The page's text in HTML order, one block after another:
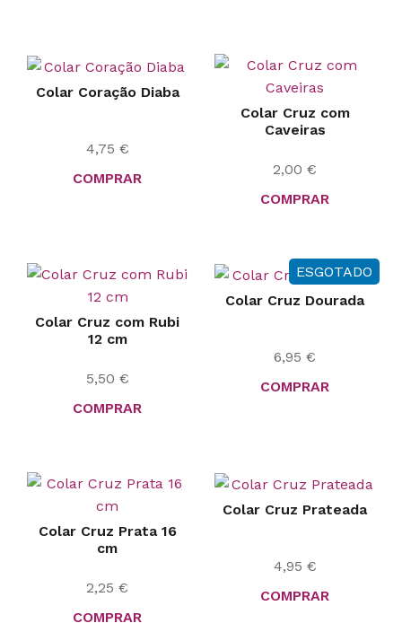
Colar Coração Diaba
4,75 €
COMPRAR
Colar Cruz com
Caveiras
2,00 €
COMPRAR
Colar Cruz com Rubi
12 cm
5,50 €
COMPRAR
ESGOTADO
Colar Cruz Dourada
6,95 €
COMPRAR
Colar Cruz Prata 16
cm
2,25 €
COMPRAR
Colar Cruz Prateada
4,95 €
COMPRAR